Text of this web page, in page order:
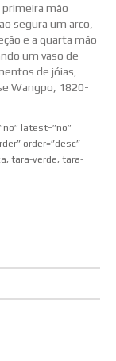
mão
segura um arco,
e a quarta mão
um vaso de
de jóias,
Wangpo, 1820-
latest=”no”
order=”desc”
tara-verde, tara-